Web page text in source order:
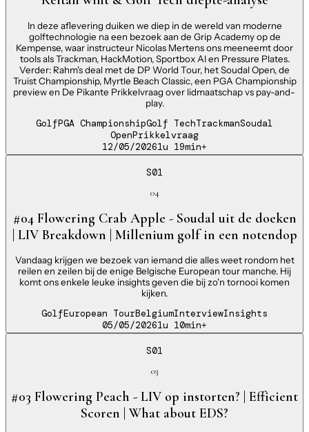
In deze aflevering duiken we diep in de wereld van moderne
golftechnologie na een bezoek aan de Grip Academy op de
Kempense, waar instructeur Nicolas Mertens ons meeneemt door
tools als Trackman, HackMotion, Sportbox AI en Pressure Plates.
Verder: Rahm's deal met de DP World Tour, het Soudal Open, de
Truist Championship, Myrtle Beach Classic, een PGA Championship
preview en De Pikante Prikkelvraag over lidmaatschap vs pay-and-
play.
GolfPGA ChampionshipGolf TechTrackmanSoudal
OpenPrikkelvraag
12/05/20261u 19min+
S01
04
#04 Flowering Crab Apple - Soudal uit de doeken
| LIV Breakdown | Millenium golf in een notendop
Vandaag krijgen we bezoek van iemand die alles weet rondom het
reilen en zeilen bij de enige Belgische European tour manche. Hij
komt ons enkele leuke insights geven die bij zo'n tornooi komen
kijken.
GolfEuropean TourBelgiumInterviewInsights
05/05/20261u 10min+
S01
03
#03 Flowering Peach - LIV op instorten? | Efficient
Scoren | What about EDS?